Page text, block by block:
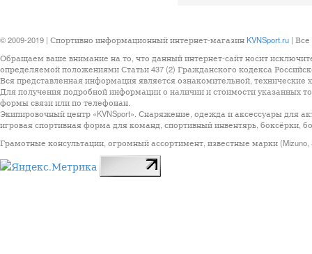
© 2009-2019 | Спортивно информационный интернет-магазин KVNSport.ru |
Обращаем ваше внимание на то, что данный интернет-сайт носит
определяемой положениями Статьи 437 (2) Гражданского кодекса
Вся представленная информация является ознакомительной, технические
Для получения подробной информации о наличии и стоимости указанных
формы связи или по телефонан.
Экипировочный центр «KVNSport». Снаряжение, одежда и аксессуары для
игровая спортивная форма для команд, спортивный инвентярь, боксёрки,
Грамотные консультации, огромный ассортимент, известные марки (Mizuno,